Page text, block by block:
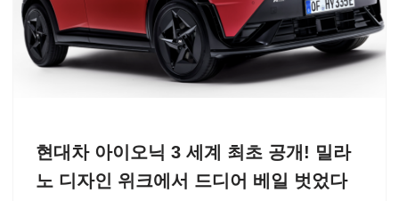
현대차 아이오닉 3 세계 최초 공개! 밀라
노 디자인 위크에서 드디어 베일 벗었다